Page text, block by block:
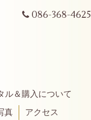
086-368-4625
ル＆購入について
真
アクセス